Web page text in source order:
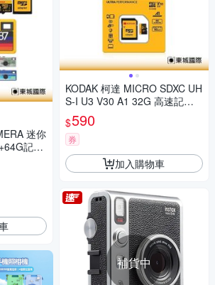
迷你
記憶
KODAK 柯達 MICRO SDXC UH
S-I U3 V30 A1 32G 高速記憶
卡(附轉卡)
$590
券
加入購物車
補貨中